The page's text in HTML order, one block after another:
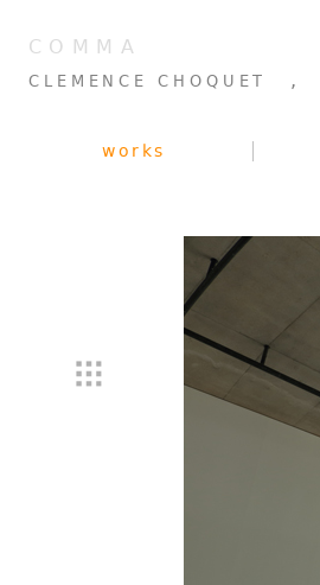
COMMA
CLEMENCE CHOQUET ,
works